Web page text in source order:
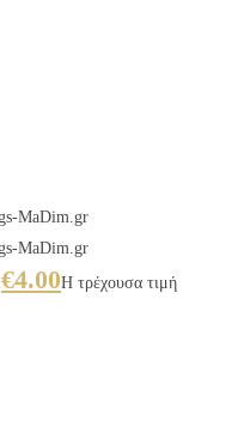
€4.00Η τρέχουσα τιμή